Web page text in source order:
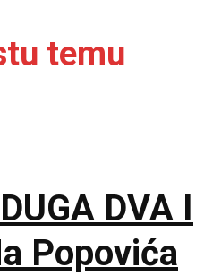
temu
DVA I
Popovića